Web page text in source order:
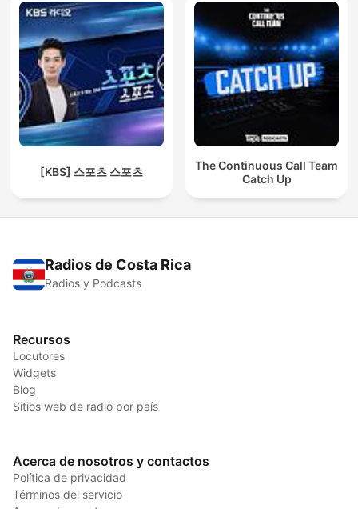
[KBS] 스포츠 스포츠
The Continuous Call Team
Catch Up
Radios de Costa Rica
Radios y Podcasts
Recursos
Locutores
Widgets
Blog
Sitios web de radio por país
Acerca de nosotros y contactos
Política de privacidad
Términos del servicio